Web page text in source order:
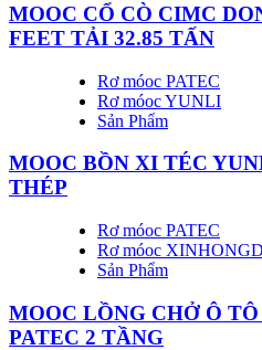
MOOC CỔ CÒ CIMC
FEET TẢI 32.85 TẤN
Rơ móoc PATEC
Rơ móoc YUNLI
Sản Phẩm
MOOC BỒN XI TÉC
THÉP
Rơ móoc PATEC
Rơ móoc
Sản Phẩm
MOOC LỒNG CHỞ Ô
PATEC 2 TẦNG